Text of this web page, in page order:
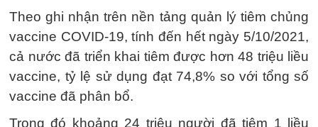
Theo ghi nhận trên nền tảng quản lý tiêm chủng
vaccine COVID-19, tính đến hết ngày 5/10/2021,
cả nước đã triển khai tiêm được hơn 48 triệu liều
vaccine, tỷ lệ sử dụng đạt 74,8% so với tổng số
vaccine đã phân bổ.
Trong đó khoảng 24 triệu người đã tiêm 1 liều